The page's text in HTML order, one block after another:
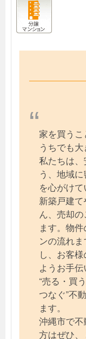
家を買う
うちでも大
私たちは
う、地域
を心がけて
新築戸建
ん、売却
ます。物
ンの流れ
し、お客
ようお手伝
“売る・買
つなぐ”不
ます。
沖縄市で
方はぜひ